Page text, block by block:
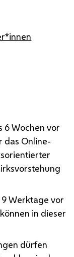
6 Wochen vor
das Online-
Werktage vor
in dieser
dürfen